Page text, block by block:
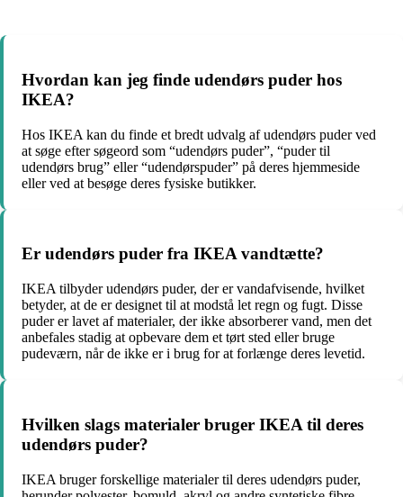
Hvordan kan jeg finde udendørs puder hos
IKEA?
Hos IKEA kan du finde et bredt udvalg af udendørs puder ved
at søge efter søgeord som “udendørs puder”, “puder til
udendørs brug” eller “udendørspuder” på deres hjemmeside
eller ved at besøge deres fysiske butikker.
Er udendørs puder fra IKEA vandtætte?
IKEA tilbyder udendørs puder, der er vandafvisende, hvilket
betyder, at de er designet til at modstå let regn og fugt. Disse
puder er lavet af materialer, der ikke absorberer vand, men det
anbefales stadig at opbevare dem et tørt sted eller bruge
pudeværn, når de ikke er i brug for at forlænge deres levetid.
Hvilken slags materialer bruger IKEA til deres
udendørs puder?
IKEA bruger forskellige materialer til deres udendørs puder,